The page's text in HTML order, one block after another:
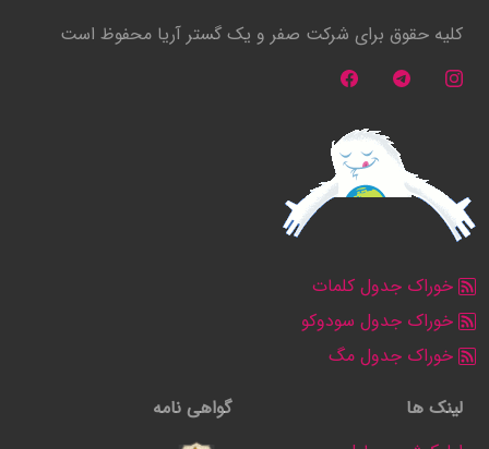
کلیه حقوق برای شرکت صفر و یک گستر آریا محفوظ است
خوراک جدول کلمات
خوراک جدول سودوکو
خوراک جدول مگ
لینک ها
گواهی نامه